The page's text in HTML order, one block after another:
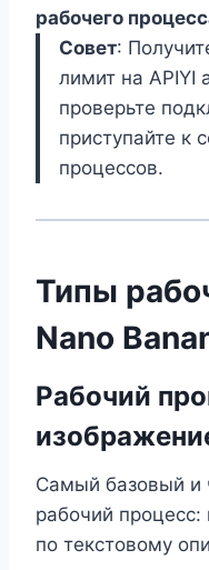
рабочего
Совет:
лимит на APIYI
проверьте
приступайте к
процессов.
Типы
Nano
Рабочий
Самый базовый и
рабочий
по текстовому